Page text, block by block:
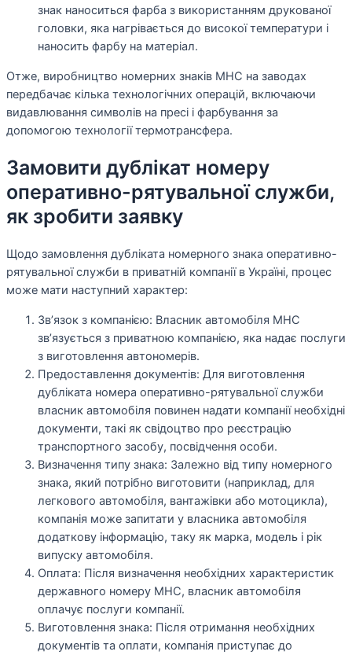
знак наноситься фарба з використанням друкованої
головки, яка нагрівається до високої температури і
наносить фарбу на матеріал.
Отже, виробництво номерних знаків МНС на заводах
передбачає кілька технологічних операцій, включаючи
видавлювання символів на пресі і фарбування за
допомогою технології термотрансфера.
Замовити дублікат номеру
оперативно-рятувальної служби,
як зробити заявку
Щодо замовлення дубліката номерного знака оперативно-
рятувальної служби в приватній компанії в Україні, процес
може мати наступний характер:
Зв’язок з компанією: Власник автомобіля МНС
зв’язується з приватною компанією, яка надає послуги
з виготовлення автономерів.
Предоставлення документів: Для виготовлення
дубліката номера оперативно-рятувальної служби
власник автомобіля повинен надати компанії необхідні
документи, такі як свідоцтво про реєстрацію
транспортного засобу, посвідчення особи.
Визначення типу знака: Залежно від типу номерного
знака, який потрібно виготовити (наприклад, для
легкового автомобіля, вантажівки або мотоцикла),
компанія може запитати у власника автомобіля
додаткову інформацію, таку як марка, модель і рік
випуску автомобіля.
Оплата: Після визначення необхідних характеристик
державного номеру МНС, власник автомобіля
оплачує послуги компанії.
Виготовлення знака: Після отримання необхідних
документів та оплати, компанія приступає до